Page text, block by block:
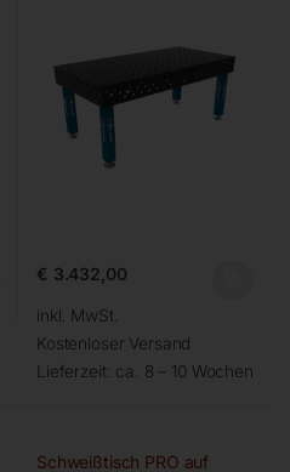
€ 3.432,00
inkl. MwSt.
Kostenloser Versand
Lieferzeit: ca. 8 – 10 Wochen
Schweißtisch PRO auf